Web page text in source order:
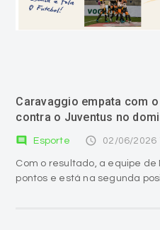
Caravaggio empata com
contra o Juventus no
comment Esporte access_time 02/06/2026
Com o resultado, a equipe de
pontos e está na segunda